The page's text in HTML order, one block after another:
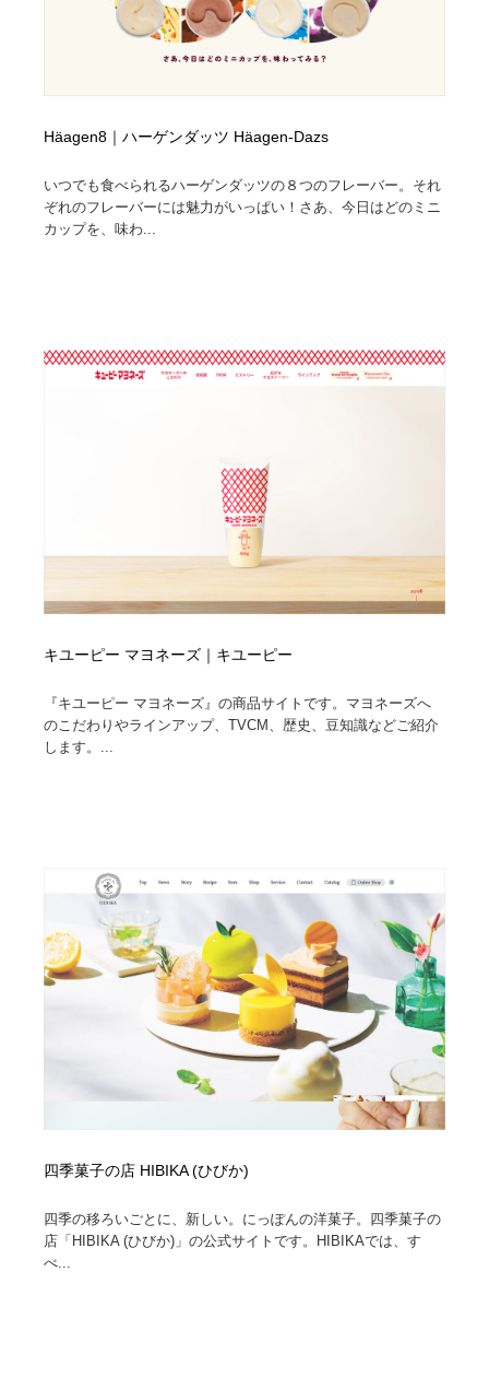
Häagen8｜ハーゲンダッツ Häagen-Dazs
いつでも食べられるハーゲンダッツの８つのフレーバー。それ
ぞれのフレーバーには魅力がいっぱい！さあ、今日はどのミニ
カップを、味わ...
キユーピー マヨネーズ｜キユーピー
『キユーピー マヨネーズ』の商品サイトです。マヨネーズへ
のこだわりやラインアップ、TVCM、歴史、豆知識などご紹介
します。...
四季菓子の店 HIBIKA (ひびか)
四季の移ろいごとに、新しい。にっぽんの洋菓子。四季菓子の
店「HIBIKA (ひびか)」の公式サイトです。HIBIKAでは、す
べ...